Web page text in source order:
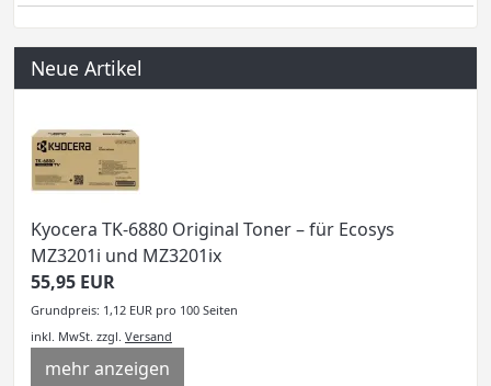
Neue Artikel
Kyocera TK-6880 Original Toner – für Ecosys
MZ3201i und MZ3201ix
55,95 EUR
Grundpreis: 1,12 EUR pro 100 Seiten
inkl. MwSt. zzgl. Versand
mehr anzeigen